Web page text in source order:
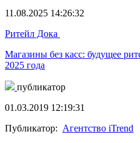
11.08.2025 14:26:32
Ритейл Дока
Магазины без касс: будущее
2025 года
публикатор
01.03.2019 12:19:31
Публикатор: Агентство iTrend